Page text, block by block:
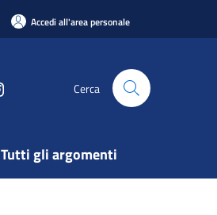
Accedi all'area personale
Cerca
Tutti gli argomenti